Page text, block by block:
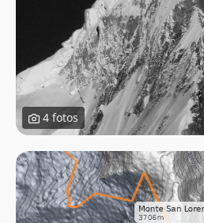
4 fotos